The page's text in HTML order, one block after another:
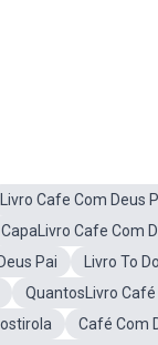
Livro Cafe Com Deus
CapaLivro Cafe Com
Pai
Livro To
QuantosLivro Café
Café Com